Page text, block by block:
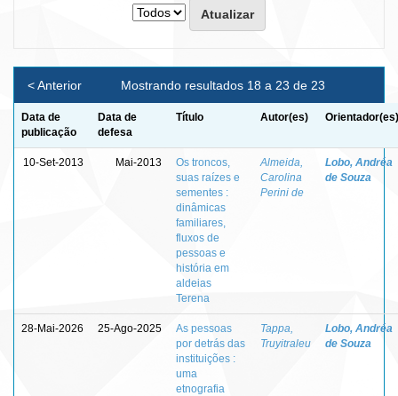
Mostrando resultados 18 a 23 de 23
< Anterior
Data de
publicação
Data de
defesa
Título Autor(es) Orientador(es)
10-Set-2013 Mai-2013
Os troncos,
suas raízes e
sementes :
dinâmicas
familiares,
fluxos de
pessoas e
história em
aldeias
Terena
Almeida,
Carolina
Perini de
Lobo, Andréa
de Souza
28-Mai-2026 25-Ago-2025
As pessoas
por detrás das
instituições :
uma
etnografia
Tappa,
Truyitraleu
Lobo, Andréa
de Souza